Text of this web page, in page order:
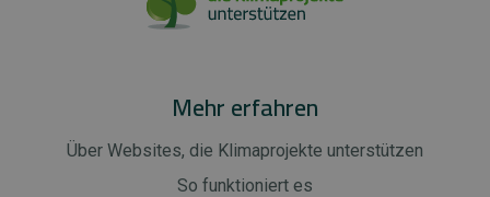
Mehr erfahren
Über Websites, die Klimaprojekte unterstützen
So funktioniert es